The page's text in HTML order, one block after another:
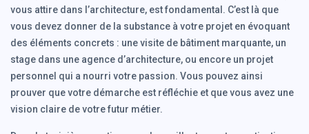
vous attire dans l’architecture, est fondamental. C’est là que
vous devez donner de la substance à votre projet en évoquant
des éléments concrets : une visite de bâtiment marquante, un
stage dans une agence d’architecture, ou encore un projet
personnel qui a nourri votre passion. Vous pouvez ainsi
prouver que votre démarche est réfléchie et que vous avez une
vision claire de votre futur métier.